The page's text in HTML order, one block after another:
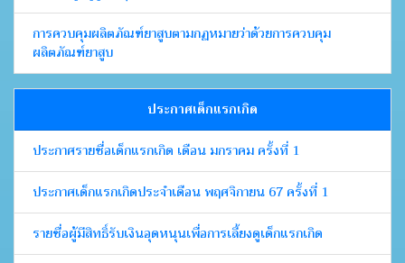
การควบคุมผลิตภัณฑ์ยาสูบตามกฏหมายว่าด้วยการควบคุม
ผลิตภัณฑ์ยาสูบ
ประกาศเด็กแรกเกิด
ประกาศรายชื่อเด็กแรกเกิด เดือน มกราคม ครั้งที่ 1
ประกาศเด็กแรกเกิดประจำเดือน พฤศจิกายน 67 ครั้งที่ 1
รายชื่อผู้มีสิทธิ์รับเงินอุดหนุนเพื่อการเลี้ยงดูเด็กแรกเกิด